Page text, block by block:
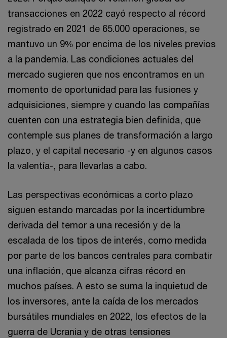
transacciones en 2022 cayó respecto al récord
registrado en 2021 de 65.000 operaciones, se
mantuvo un 9% por encima de los niveles previos
a la pandemia. Las condiciones actuales del
mercado sugieren que nos encontramos en un
momento de oportunidad para las fusiones y
adquisiciones, siempre y cuando las compañías
cuenten con una estrategia bien definida, que
contemple sus planes de transformación a largo
plazo, y el capital necesario -y en algunos casos
la valentía-, para llevarlas a cabo.
Las perspectivas económicas a corto plazo
siguen estando marcadas por la incertidumbre
derivada del temor a una recesión y de la
escalada de los tipos de interés, como medida
por parte de los bancos centrales para combatir
una inflación, que alcanza cifras récord en
muchos países. A esto se suma la inquietud de
los inversores, ante la caída de los mercados
bursátiles mundiales en 2022, los efectos de la
guerra de Ucrania y de otras tensiones